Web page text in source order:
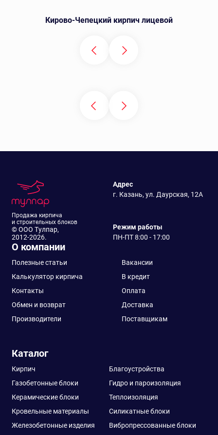
Кирово-Чепецкий кирпич лицевой
Продажа кирпича
и строительных блоков
© ООО Тулпар,
2012-2026.
Адрес
г. Казань, ул. Даурская, 12А
Режим работы
ПН-ПТ 8:00 - 17:00
О компании
Полезные статьи
Вакансии
Калькулятор кирпича
В кредит
Контакты
Оплата
Обмен и возврат
Доставка
Производители
Поставщикам
Каталог
Кирпич
Газобетонные блоки
Керамические блоки
Кровельные материалы
Железобетонные изделия
Благоустройства
Гидро и пароизоляция
Теплоизоляция
Силикатные блоки
Вибропрессованные блоки